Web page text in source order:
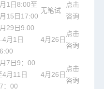
1日8:00至
15日17:00
无笔试
点击
咨询
29日9:00
月1日
4月26日
点击
咨询
7日9：00
4月11日
：00
4月26日
点击
咨询